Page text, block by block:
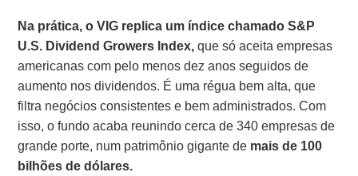
Na prática, o VIG replica um índice chamado S&P
U.S. Dividend Growers Index,que só aceita empresas
americanas com pelo menos dez anos seguidos de
aumento nos dividendos. É uma régua bem alta, que
filtra negócios consistentes e bem administrados. Com
isso, o fundo acaba reunindo cerca de 340 empresas de
grande porte, num patrimônio gigante de mais de 100
bilhões de dólares.